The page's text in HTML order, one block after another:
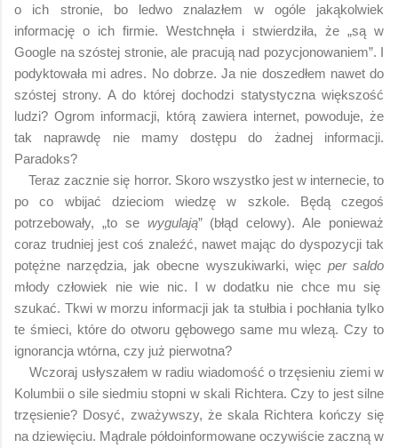
o ich stronie, bo ledwo znalazłem w ogóle jakąkolwiek
informację o ich firmie. Westchnęła i stwierdziła, że „są w
Google na szóstej stronie, ale pracują nad pozycjonowaniem”. I
podyktowała mi adres. No dobrze. Ja nie doszedłem nawet do
szóstej strony. A do której dochodzi statystyczna większość
ludzi? Ogrom informacji, którą zawiera internet, powoduje, że
tak naprawdę nie mamy dostępu do żadnej informacji.
Paradoks?
Teraz zacznie się horror. Skoro wszystko jest w internecie, to
po co wbijać dzieciom wiedzę w szkole. Będą czegoś
potrzebowały, „to se wygulają” (błąd celowy). Ale ponieważ
coraz trudniej jest coś znaleźć, nawet mając do dyspozycji tak
potężne narzędzia, jak obecne wyszukiwarki, więc per saldo
młody człowiek nie wie nic. I w dodatku nie chce mu się
szukać. Tkwi w morzu informacji jak ta stułbia i pochłania tylko
te śmieci, które do otworu gębowego same mu wlezą. Czy to
ignorancja wtórna, czy już pierwotna?
Wczoraj usłyszałem w radiu wiadomość o trzęsieniu ziemi w
Kolumbii o sile siedmiu stopni w skali Richtera. Czy to jest silne
trzęsienie? Dosyć, zważywszy, że skala Richtera kończy się
na dziewięciu. Mądrale półdoinformowane oczywiście zaczną w